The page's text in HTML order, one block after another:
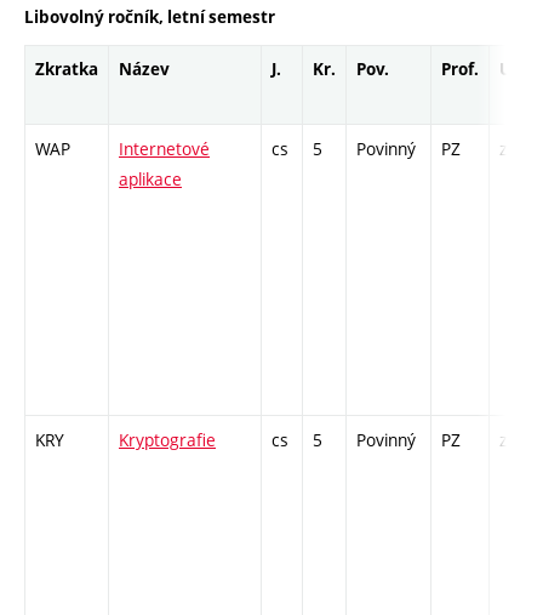
Libovolný ročník, letní semestr
Zkratka Název J. Kr. Pov. Prof. Uk.
WAP
Internetové
aplikace
cs 5 Povinný PZ zá,zk
KRY Kryptografie cs 5 Povinný PZ zá,zk